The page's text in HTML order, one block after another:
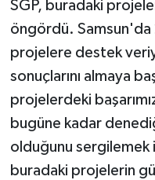
SGP, buradaki
öngördü. Samsun'da
projelere destek
sonuçlarını almaya
projelerdeki
bugüne kadar
olduğunu sergilemek
buradaki projelerin